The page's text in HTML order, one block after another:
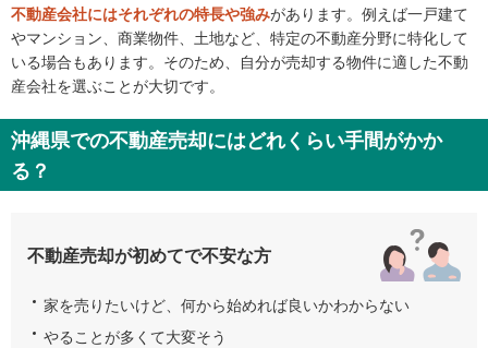
不動産会社にはそれぞれの特長や強みがあります。例えば一戸建て
やマンション、商業物件、土地など、特定の不動産分野に特化して
いる場合もあります。そのため、自分が売却する物件に適した不動
産会社を選ぶことが大切です。
沖縄県での不動産売却にはどれくらい手間がかか
る？
不動産売却が初めてで不安な方
家を売りたいけど、何から始めれば良いかわからない
やることが多くて大変そう